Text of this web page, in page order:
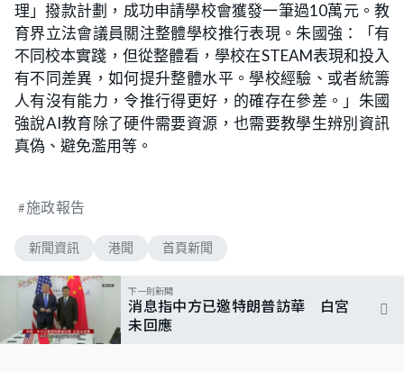
理」撥款計劃，成功申請學校會獲發一筆過10萬元。教
育界立法會議員關注整體學校推行表現。朱國強：「有
不同校本實踐，但從整體看，學校在STEAM表現和投入
有不同差異，如何提升整體水平。學校經驗、或者統籌
人有沒有能力，令推行得更好，的確存在參差。」朱國
強說AI教育除了硬件需要資源，也需要教學生辨別資訊
真偽、避免濫用等。
施政報告
新聞資訊 港聞 首頁新聞
下一則新聞
消息指中方已邀特朗普訪華 白宮
未回應